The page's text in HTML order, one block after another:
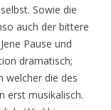
Sowie die
auch der bittere
Pause und
dramatisch;
welcher die des
erst musikalisch.